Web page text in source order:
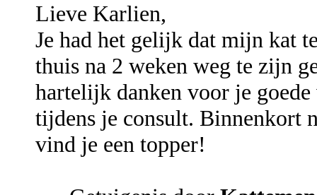
Lieve Karlien,
Je had het gelijk dat mijn kat
thuis na 2 weken weg te zijn
hartelijk danken voor je
tijdens je consult. Binnenkort
vind je een topper!